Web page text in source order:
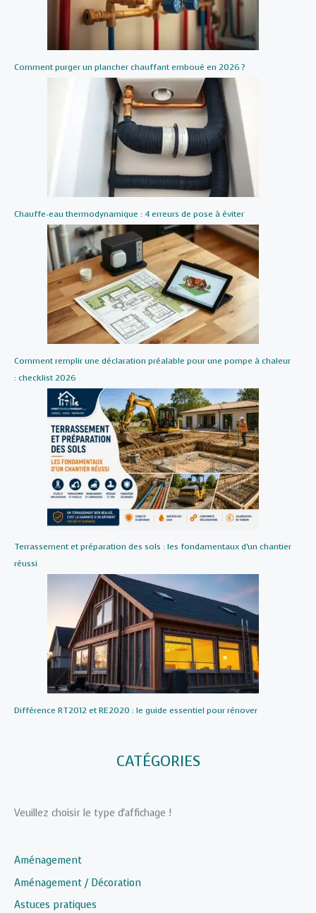
Comment purger un plancher chauffant emboué en 2026 ?
Chauffe-eau thermodynamique : 4 erreurs de pose à éviter
Comment remplir une déclaration préalable pour une pompe à chaleur
: checklist 2026
Terrassement et préparation des sols : les fondamentaux d’un chantier
réussi
Différence RT2012 et RE2020 : le guide essentiel pour rénover
CATÉGORIES
Veuillez choisir le type d'affichage !
Aménagement
Aménagement / Décoration
Astuces pratiques